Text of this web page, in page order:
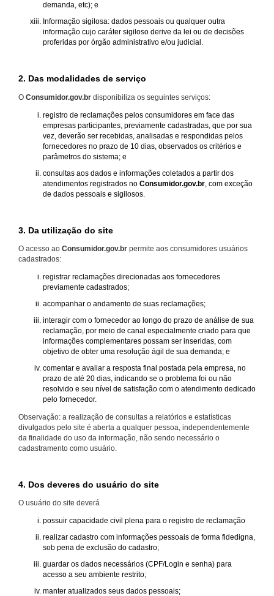
demanda, etc); e
Informação sigilosa: dados pessoais ou qualquer outra
informação cujo caráter sigiloso derive da lei ou de decisões
proferidas por órgão administrativo e/ou judicial.
2. Das modalidades de serviço
O Consumidor.gov.br disponibiliza os seguintes serviços:
registro de reclamações pelos consumidores em face das
empresas participantes, previamente cadastradas, que por sua
vez, deverão ser recebidas, analisadas e respondidas pelos
fornecedores no prazo de 10 dias, observados os critérios e
parâmetros do sistema; e
consultas aos dados e informações coletados a partir dos
atendimentos registrados no Consumidor.gov.br , com exceção
de dados pessoais e sigilosos.
3. Da utilização do site
O acesso ao Consumidor.gov.br permite aos consumidores usuários
cadastrados:
registrar reclamações direcionadas aos fornecedores
previamente cadastrados;
acompanhar o andamento de suas reclamações;
interagir com o fornecedor ao longo do prazo de análise de sua
reclamação, por meio de canal especialmente criado para que
informações complementares possam ser inseridas, com
objetivo de obter uma resolução ágil de sua demanda; e
comentar e avaliar a resposta final postada pela empresa, no
prazo de até 20 dias, indicando se o problema foi ou não
resolvido e seu nível de satisfação com o atendimento dedicado
pelo fornecedor.
Observação: a realização de consultas a relatórios e estatísticas
divulgados pelo site é aberta a qualquer pessoa, independentemente
da finalidade do uso da informação, não sendo necessário o
cadastramento como usuário.
4. Dos deveres do usuário do site
O usuário do site deverá
possuir capacidade civil plena para o registro de reclamação
realizar cadastro com informações pessoais de forma fidedigna,
sob pena de exclusão do cadastro;
guardar os dados necessários (CPF/Login e senha) para
acesso a seu ambiente restrito;
manter atualizados seus dados pessoais;